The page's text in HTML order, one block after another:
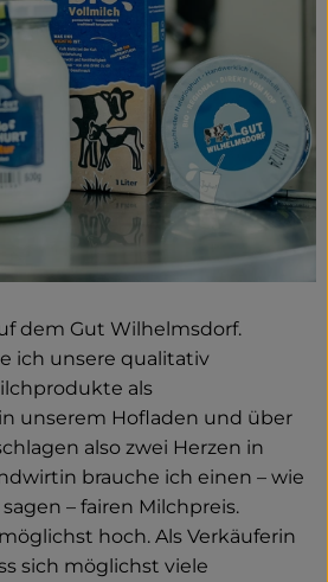
dem Gut Wilhelmsdorf.
ich unsere qualitativ
als
unserem Hofladen und über
also zwei Herzen in
brauche ich einen – wie
– fairen Milchpreis.
hoch. Als Verkäuferin
sich möglichst viele